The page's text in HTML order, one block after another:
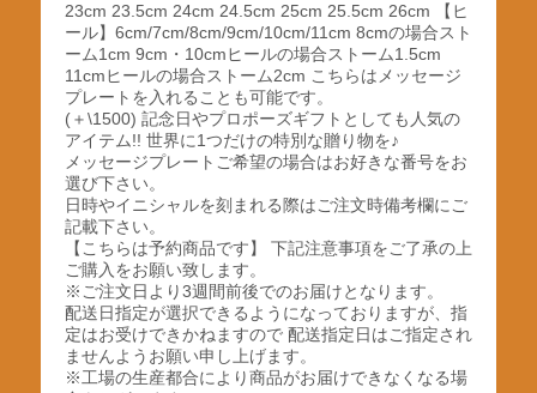
23cm 23.5cm 24cm 24.5cm 25cm 25.5cm 26cm 【ヒ
ール】6cm/7cm/8cm/9cm/10cm/11cm 8cmの場合スト
ーム1cm 9cm・10cmヒールの場合ストーム1.5cm
11cmヒールの場合ストーム2cm こちらはメッセージ
プレートを入れることも可能です。
(＋\1500) 記念日やプロポーズギフトとしても人気の
アイテム!! 世界に1つだけの特別な贈り物を♪
メッセージプレートご希望の場合はお好きな番号をお
選び下さい。
日時やイニシャルを刻まれる際はご注文時備考欄にご
記載下さい。
【こちらは予約商品です】 下記注意事項をご了承の上
ご購入をお願い致します。
※ご注文日より3週間前後でのお届けとなります。
配送日指定が選択できるようになっておりますが、指
定はお受けできかねますので 配送指定日はご指定され
ませんようお願い申し上げます。
※工場の生産都合により商品がお届けできなくなる場